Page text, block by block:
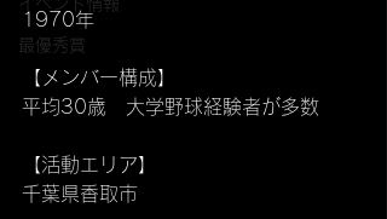
イベント情報
最優秀賞
1970年
【メンバー構成】
平均30歳　大学野球経験者が多数
【活動エリア】
千葉県香取市